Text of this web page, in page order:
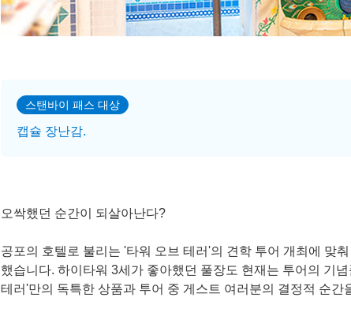
스탠바이 패스 대상
캡슐 장난감.
오싹했던 순간이 되살아난다?
공포의 호텔로 불리는 '타워 오브 테러'의 견학 투어 개최에 맞
했습니다. 하이타워 3세가 좋아했던 풀장도 현재는 투어의 기
테러'만의 독특한 상품과 투어 중 게스트 여러분의 결정적 순간